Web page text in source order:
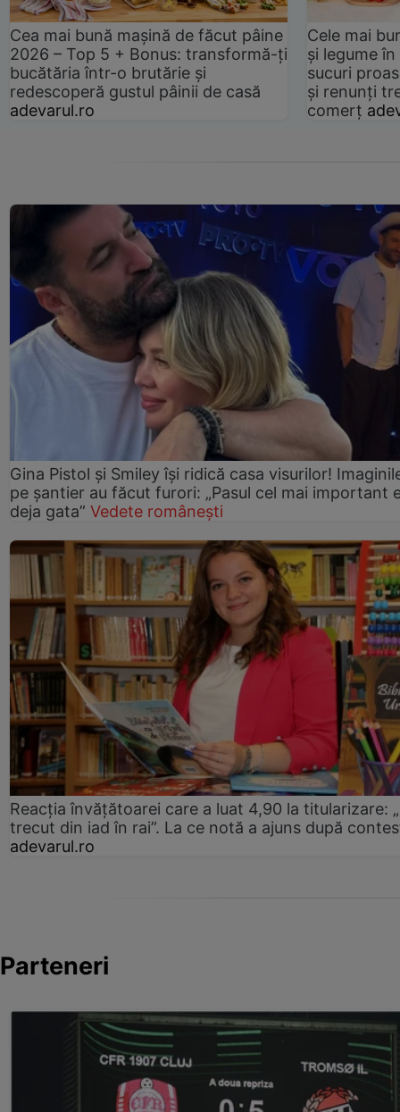
Cea mai bună mașină de făcut pâine
2026 – Top 5 + Bonus: transformă-ți
bucătăria într-o brutărie și
redescoperă gustul pâinii de casă
adevarul.ro
Cele mai
și legume
sucuri
și renunți
comerț
Gina Pistol și Smiley își ridică casa visurilor!
pe șantier au făcut furori: „Pasul cel mai important
deja gata” Vedete românești
Reacția învățătoarei care a luat 4,90 la titularizare:
trecut din iad în rai”. La ce notă a ajuns după
adevarul.ro
Parteneri